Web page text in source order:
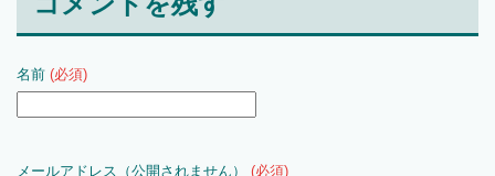
名前 (必須)
メールアドレス（公開されません） (必須)